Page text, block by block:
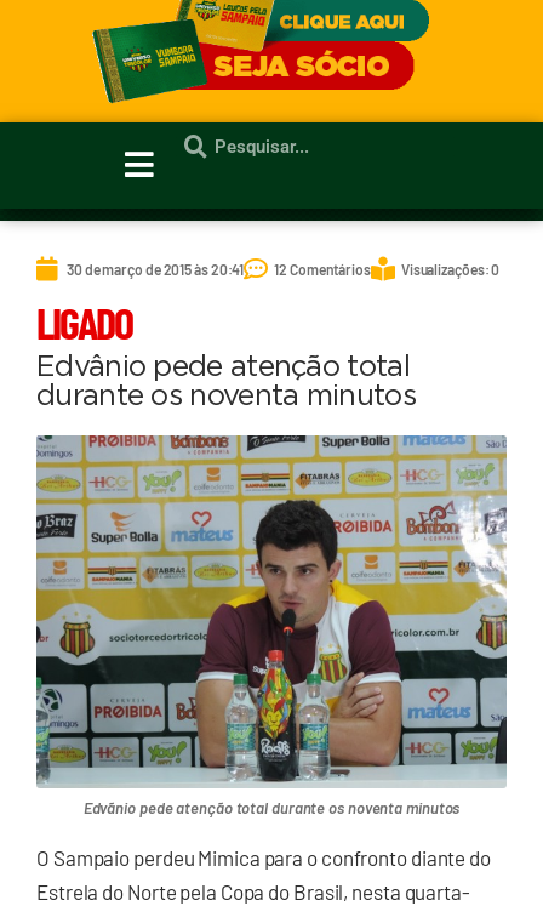
30 de março de 2015 às 20:41 12 Comentários Visualizações: 0
LIGADO
Edvânio pede atenção total
durante os noventa minutos
Edvãnio pede atenção total durante os noventa minutos
O Sampaio perdeu Mimica para o confronto diante do
Estrela do Norte pela Copa do Brasil, nesta quarta-